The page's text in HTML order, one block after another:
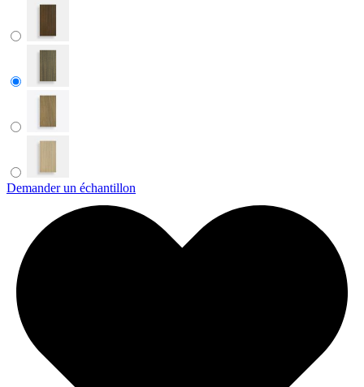
Demander un échantillon